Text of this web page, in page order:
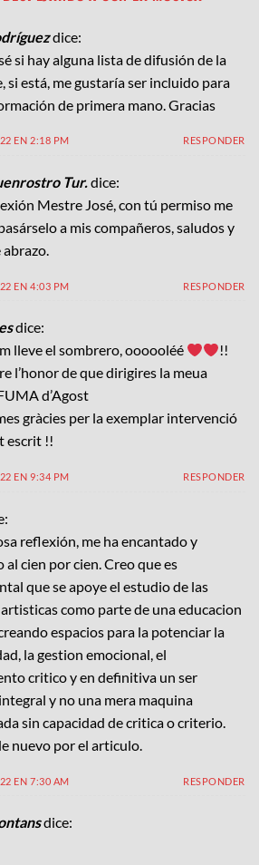
dice:
si hay alguna lista de difusión de la
si está, me gustaría ser incluido para
de primera mano. Gracias
EN 2:18 PM RESPONDER
Tur.dice:
Mestre José, con tú permiso me
a mis compañeros, saludos y
EN 4:03 PM RESPONDER
dice:
lleve el sombrero, oooooléé
!!
l’honor de que dirigires la meua
d’Agost
gràcies per la exemplar intervenció
escrit !!
EN 9:34 PM RESPONDER
reflexión, me ha encantado y
al cien por cien. Creo que es
que se apoye el estudio de las
como parte de una educacion
espacios para la potenciar la
la gestion emocional, el
critico y en definitiva un ser
y no una mera maquina
sin capacidad de critica o criterio.
nuevo por el articulo.
EN 7:30 AM RESPONDER
dice: